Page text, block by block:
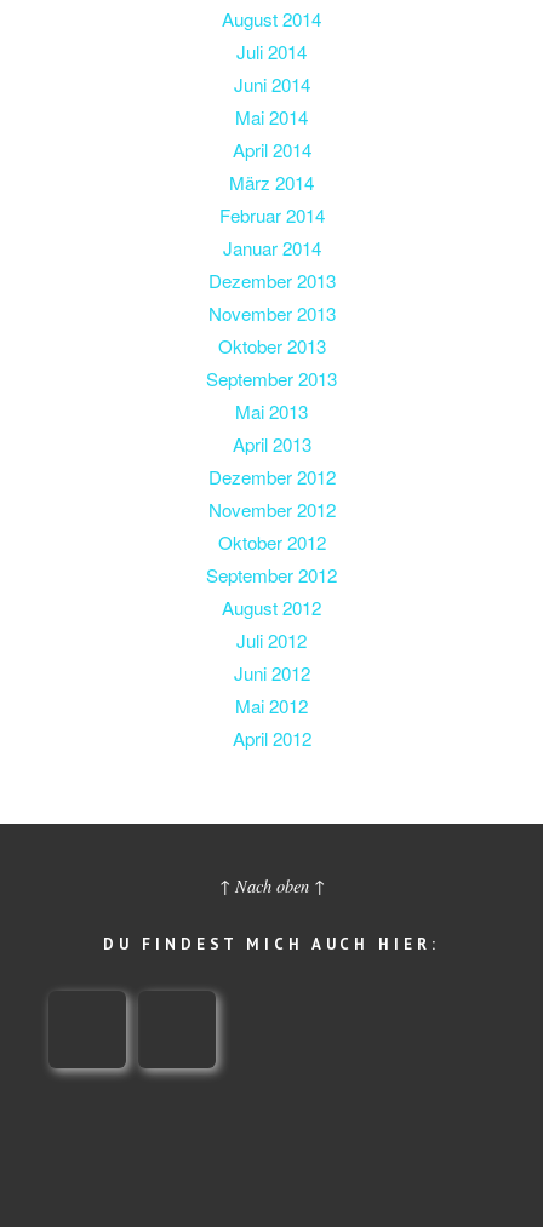
August 2014
Juli 2014
Juni 2014
Mai 2014
April 2014
März 2014
Februar 2014
Januar 2014
Dezember 2013
November 2013
Oktober 2013
September 2013
Mai 2013
April 2013
Dezember 2012
November 2012
Oktober 2012
September 2012
August 2012
Juli 2012
Juni 2012
Mai 2012
April 2012
↑ Nach oben ↑
DU FINDEST MICH AUCH HIER: